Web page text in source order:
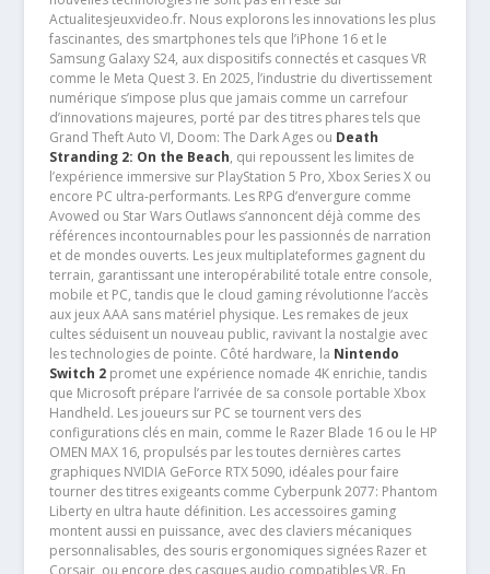
Actualitesjeuxvideo.fr. Nous explorons les innovations les plus
fascinantes, des smartphones tels que l’iPhone 16 et le
Samsung Galaxy S24, aux dispositifs connectés et casques VR
comme le Meta Quest 3. En 2025, l’industrie du divertissement
numérique s’impose plus que jamais comme un carrefour
d’innovations majeures, porté par des titres phares tels que
Grand Theft Auto VI, Doom: The Dark Ages ou Death
Stranding 2: On the Beach, qui repoussent les limites de
l’expérience immersive sur PlayStation 5 Pro, Xbox Series X ou
encore PC ultra-performants. Les RPG d’envergure comme
Avowed ou Star Wars Outlaws s’annoncent déjà comme des
références incontournables pour les passionnés de narration
et de mondes ouverts. Les jeux multiplateformes gagnent du
terrain, garantissant une interopérabilité totale entre console,
mobile et PC, tandis que le cloud gaming révolutionne l’accès
aux jeux AAA sans matériel physique. Les remakes de jeux
cultes séduisent un nouveau public, ravivant la nostalgie avec
les technologies de pointe. Côté hardware, la Nintendo
Switch 2promet une expérience nomade 4K enrichie, tandis
que Microsoft prépare l’arrivée de sa console portable Xbox
Handheld. Les joueurs sur PC se tournent vers des
configurations clés en main, comme le Razer Blade 16 ou le HP
OMEN MAX 16, propulsés par les toutes dernières cartes
graphiques NVIDIA GeForce RTX 5090, idéales pour faire
tourner des titres exigeants comme Cyberpunk 2077: Phantom
Liberty en ultra haute définition. Les accessoires gaming
montent aussi en puissance, avec des claviers mécaniques
personnalisables, des souris ergonomiques signées Razer et
Corsair, ou encore des casques audio compatibles VR. En